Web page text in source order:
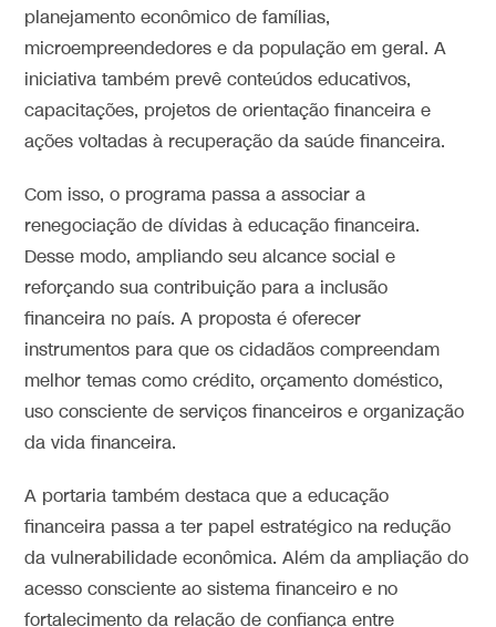
planejamento econômico de famílias,
microempreendedores e da população em geral. A
iniciativa também prevê conteúdos educativos,
capacitações, projetos de orientação financeira e
ações voltadas à recuperação da saúde financeira.
Com isso, o programa passa a associar a
renegociação de dívidas à educação financeira.
Desse modo, ampliando seu alcance social e
reforçando sua contribuição para a inclusão
financeira no país. A proposta é oferecer
instrumentos para que os cidadãos compreendam
melhor temas como crédito, orçamento doméstico,
uso consciente de serviços financeiros e organização
da vida financeira.
A portaria também destaca que a educação
financeira passa a ter papel estratégico na redução
da vulnerabilidade econômica. Além da ampliação do
acesso consciente ao sistema financeiro e no
fortalecimento da relação de confiança entre